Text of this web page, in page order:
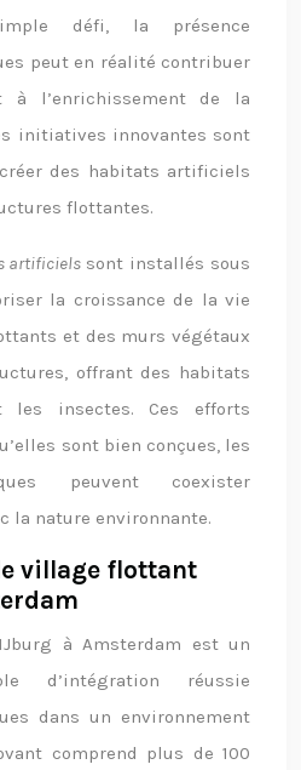
défi, la présence
peut en réalité contribuer
l’enrichissement de la
initiatives innovantes sont
des habitats artificiels
flottantes.
artificiels sont installés sous
la croissance de la vie
et des murs végétaux
offrant des habitats
les insectes. Ces efforts
sont bien conçues, les
peuvent coexister
la nature environnante.
village flottant
à Amsterdam est un
d’intégration réussie
dans un environnement
comprend plus de 100